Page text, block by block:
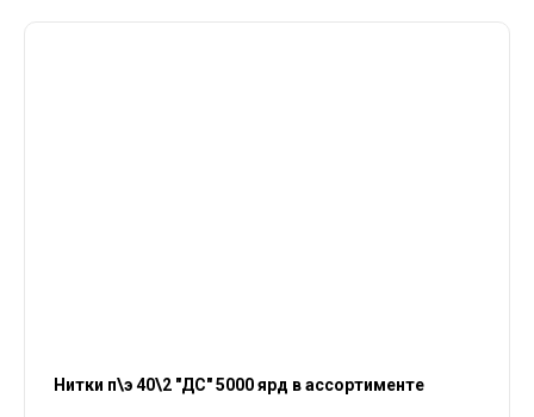
Нитки п\э 40\2 "ДС" 5000 ярд в ассортименте